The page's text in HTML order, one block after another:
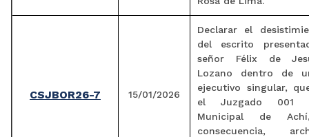
CSJBOR26-7 15/01/2026
Declarar el
del escrito
señor Félix de
Lozano dentro de
ejecutivo singular,
el Juzgado 001
Municipal de
consecuencia,